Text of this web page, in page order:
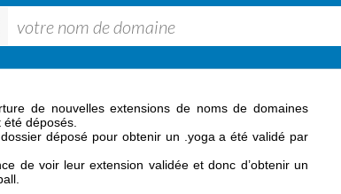
de nouvelles extensions de noms de domaines
déposés.
déposé pour obtenir un .yoga a été validé par
de voir leur extension validée et donc d’obtenir un